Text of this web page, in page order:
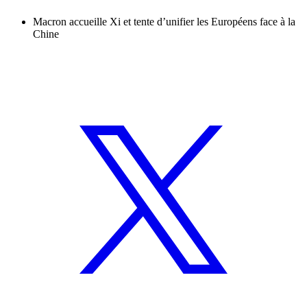
Macron accueille Xi et tente d’unifier les Européens face à la
Chine